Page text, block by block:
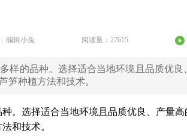
编辑小兔 阅读量：27615
样的品种。选择适合当地环境且品质优良
笋种植方法和技术。
。选择适合当地环境且品质优良、产量高
和技术。